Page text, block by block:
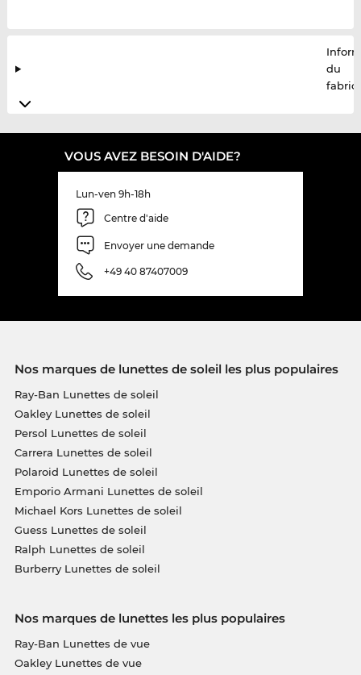
du
VOUS AVEZ BESOIN D'AIDE?
Lun-ven 9h-18h
Centre d'aide
Envoyer une demande
+49 40 87407009
Nos marques de lunettes de soleil les plus populaires
Ray-Ban Lunettes de soleil
Oakley Lunettes de soleil
Persol Lunettes de soleil
Carrera Lunettes de soleil
Polaroid Lunettes de soleil
Emporio Armani Lunettes de soleil
Michael Kors Lunettes de soleil
Guess Lunettes de soleil
Ralph Lunettes de soleil
Burberry Lunettes de soleil
Nos marques de lunettes les plus populaires
Ray-Ban Lunettes de vue
Oakley Lunettes de vue